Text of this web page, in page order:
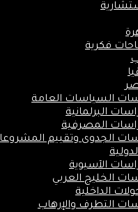
فكرية
السياسات العامة
البرلمانية
المصرفية
الجدوى وتقييم
الآسيوية
الخليج العربي
الداخلية
التطرف والإرهاب